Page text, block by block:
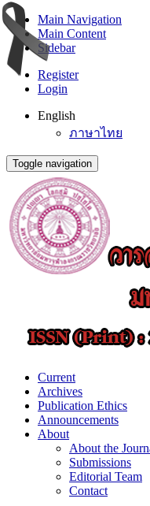
Main Navigation
Main Content
Sidebar
Register
Login
English
ภาษาไทย
Toggle navigation
Current
Archives
Publication Ethics
Announcements
About
About the
Submissions
Editorial Team
Contact